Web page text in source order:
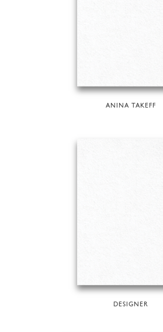
ANINA TAKEFF
DESIGNER